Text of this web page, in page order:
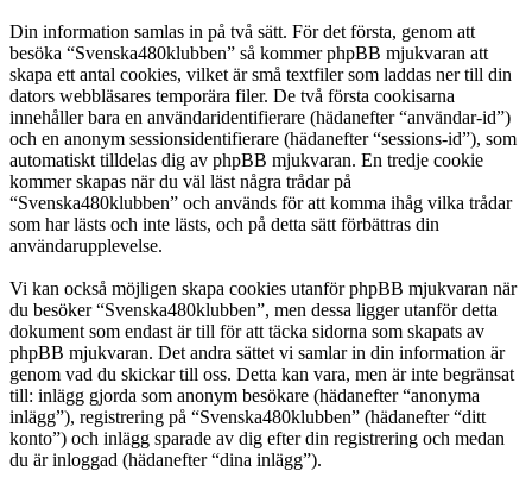
Din information samlas in på två sätt. För det första, genom att
besöka “Svenska480klubben” så kommer phpBB mjukvaran att
skapa ett antal cookies, vilket är små textfiler som laddas ner till din
dators webbläsares temporära filer. De två första cookisarna
innehåller bara en användaridentifierare (hädanefter “användar-id”)
och en anonym sessionsidentifierare (hädanefter “sessions-id”), som
automatiskt tilldelas dig av phpBB mjukvaran. En tredje cookie
kommer skapas när du väl läst några trådar på
“Svenska480klubben” och används för att komma ihåg vilka trådar
som har lästs och inte lästs, och på detta sätt förbättras din
användarupplevelse.
Vi kan också möjligen skapa cookies utanför phpBB mjukvaran när
du besöker “Svenska480klubben”, men dessa ligger utanför detta
dokument som endast är till för att täcka sidorna som skapats av
phpBB mjukvaran. Det andra sättet vi samlar in din information är
genom vad du skickar till oss. Detta kan vara, men är inte begränsat
till: inlägg gjorda som anonym besökare (hädanefter “anonyma
inlägg”), registrering på “Svenska480klubben” (hädanefter “ditt
konto”) och inlägg sparade av dig efter din registrering och medan
du är inloggad (hädanefter “dina inlägg”).